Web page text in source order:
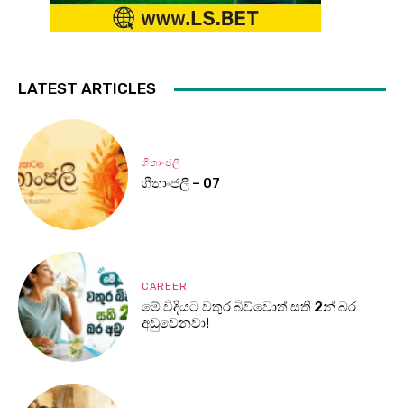
LATEST ARTICLES
ගීතාංජලී
ගීතාංජලී – 07
CAREER
මේ විදියට වතුර බිව්වොත් සති 2න් බර
අඩුවෙනවා!